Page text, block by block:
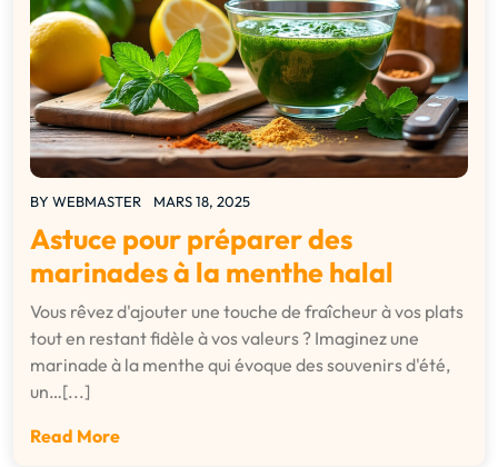
BY WEBMASTER MARS 18, 2025
Astuce pour préparer des
marinades à la menthe halal
Vous rêvez d'ajouter une touche de fraîcheur à vos plats
tout en restant fidèle à vos valeurs ? Imaginez une
marinade à la menthe qui évoque des souvenirs d'été,
un…[...]
Read More